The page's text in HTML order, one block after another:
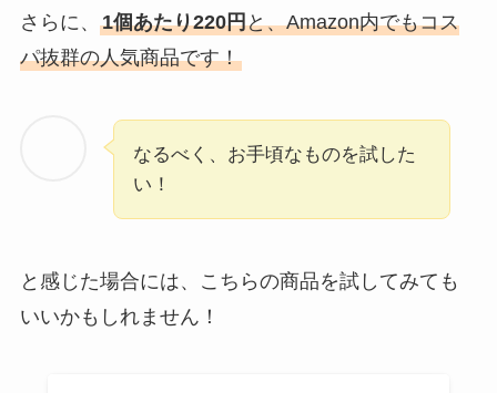
さらに、 1個あたり220円と、Amazon内でもコス
パ抜群の人気商品です！
なるべく、お手頃なものを試した
い！
と感じた場合には、こちらの商品を試してみても
いいかもしれません！